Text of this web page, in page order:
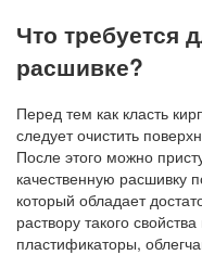
Что требуется
расшивке?
Перед тем как класть
следует очистить
После этого можно
качественную расшивку
который обладает
раствору такого
пластификаторы,